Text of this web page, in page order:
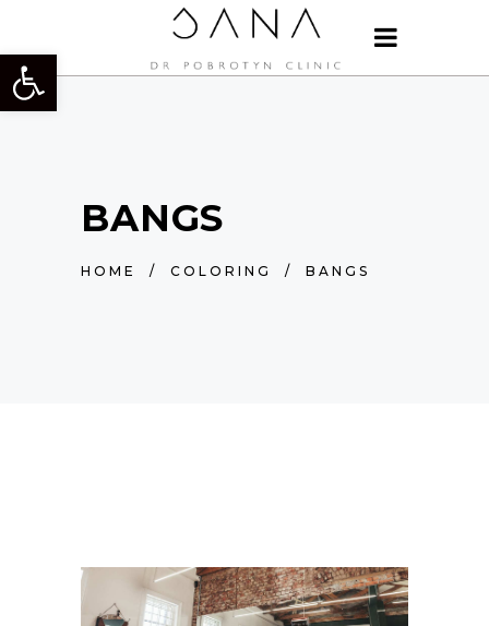
Otwórz pasek narzędzi
BANGS
HOME / COLORING / BANGS